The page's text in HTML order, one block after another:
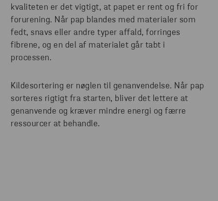
kvaliteten er det vigtigt, at papet er rent og fri for
forurening. Når pap blandes med materialer som
fedt, snavs eller andre typer affald, forringes
fibrene, og en del af materialet går tabt i
processen.
Kildesortering er nøglen til genanvendelse. Når pap
sorteres rigtigt fra starten, bliver det lettere at
genanvende og kræver mindre energi og færre
ressourcer at behandle.